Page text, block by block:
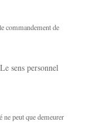
commandement de
Le sens personnel
ne peut que demeurer